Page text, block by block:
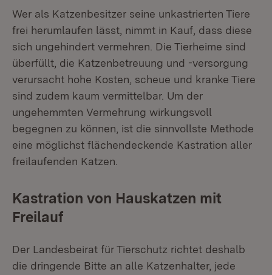
Wer als Katzenbesitzer seine unkastrierten Tiere
frei herumlaufen lässt, nimmt in Kauf, dass diese
sich ungehindert vermehren. Die Tierheime sind
überfüllt, die Katzenbetreuung und -versorgung
verursacht hohe Kosten, scheue und kranke Tiere
sind zudem kaum vermittelbar. Um der
ungehemmten Vermehrung wirkungsvoll
begegnen zu können, ist die sinnvollste Methode
eine möglichst flächendeckende Kastration aller
freilaufenden Katzen.
Kastration von Hauskatzen mit
Freilauf
Der Landesbeirat für Tierschutz richtet deshalb
die dringende Bitte an alle Katzenhalter, jede